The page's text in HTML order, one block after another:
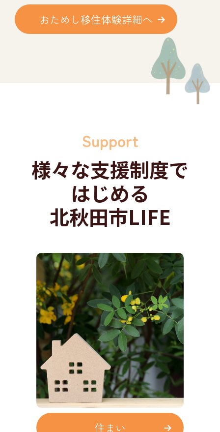
おためし移住体験詳細へ
Support
様々な支援制度で
はじめる
北秋田市LIFE
住まい